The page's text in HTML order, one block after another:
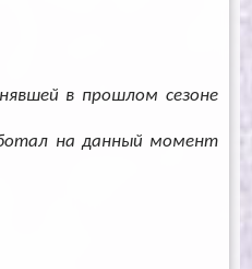
в прошлом сезоне
на данный момент